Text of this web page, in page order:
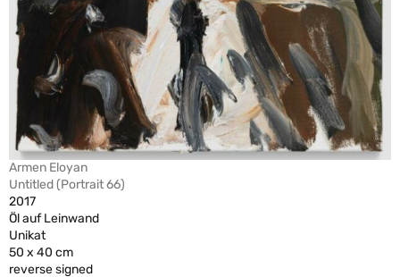
Armen Eloyan
Untitled (Portrait 66)
2017
Öl auf Leinwand
Unikat
50 x 40 cm
reverse signed